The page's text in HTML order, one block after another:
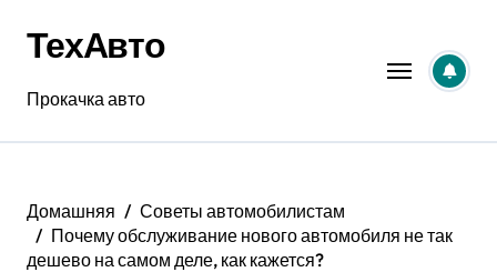
содержанию
ТехАвто
Прокачка авто
Домашняя
Советы автомобилистам
Почему обслуживание нового автомобиля не так
дешево на самом деле, как кажется?